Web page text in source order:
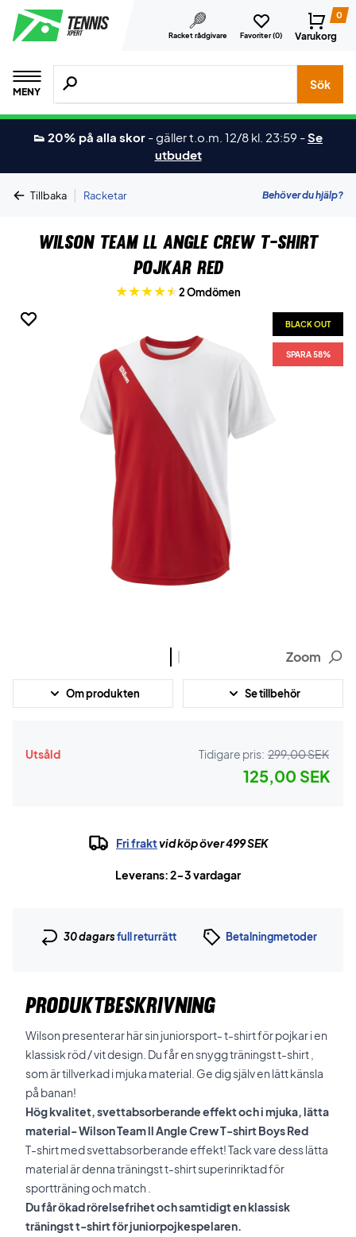
Racket rådgivare Favoriter (0)
0
Varukorg
MENY
Sök efter produkter, märken osv.
Sök
👟 20% på alla skor -gäller t.o.m. 12/8 kl. 23:59 -Se
utbudet
Tillbaka | Racketar Behöver du hjälp?
Wilson Team ll Angle Crew T-shirt
Pojkar Red
2 Omdömen
BLACK OUT
SPARA 58%
BLACK OUT
SPARA 58%
Zoom
Om produkten Se tillbehör
Utsåld Tidigare pris: 299,00 SEK
125,00 SEK
Fri fraktvid köp över 499 SEK
Leverans: 2-3 vardagar
30 dagarsfull returrätt Betalningmetoder
PRODUKTBESKRIVNING
Wilson presenterar här sin juniorsport- t-shirt för pojkar i en
klassisk röd / vit design. Du får en snygg träningst t-shirt ,
som är tillverkad i mjuka material. Ge dig själv en lätt känsla
på banan!
Hög kvalitet, svettabsorberande effekt och i mjuka, lätta
material- Wilson Team ll Angle Crew T-shirt Boys Red
T-shirt med svettabsorberande effekt! Tack vare dess lätta
material är denna träningst t-shirt superinriktad för
sportträning och match .
Du får ökad rörelsefrihet och samtidigt en klassisk
träningst t-shirt för juniorpojkespelaren.